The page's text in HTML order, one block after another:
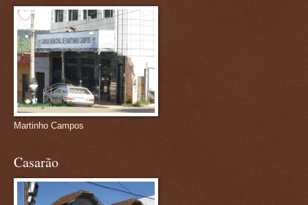
Martinho Campos
Casarão